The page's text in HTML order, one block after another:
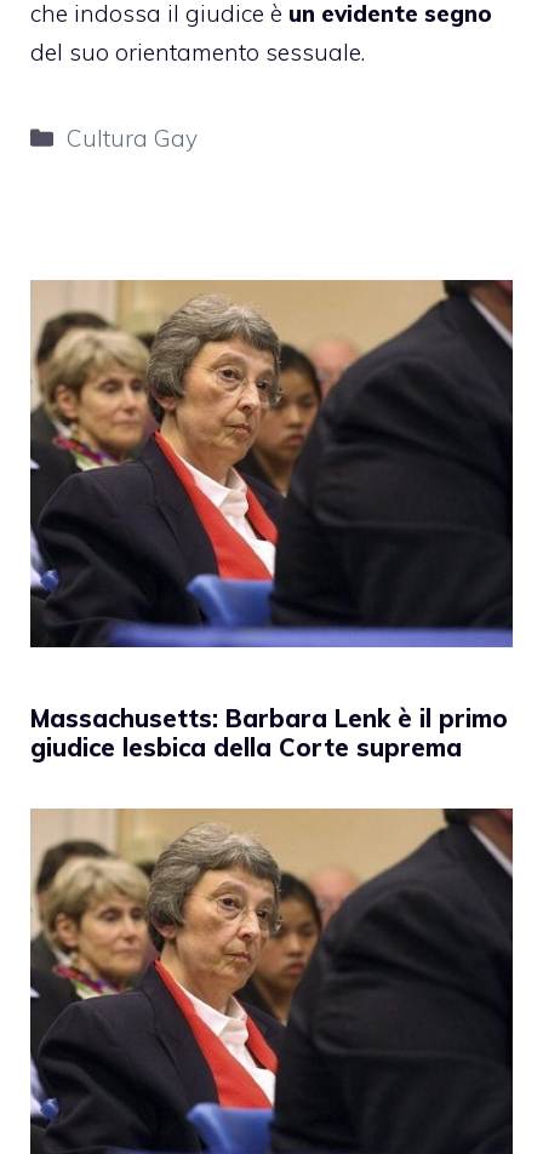
che indossa il giudice è un evidente segno
del suo orientamento sessuale.
Categorie
Cultura Gay
Massachusetts: Barbara Lenk è il primo
giudice lesbica della Corte suprema